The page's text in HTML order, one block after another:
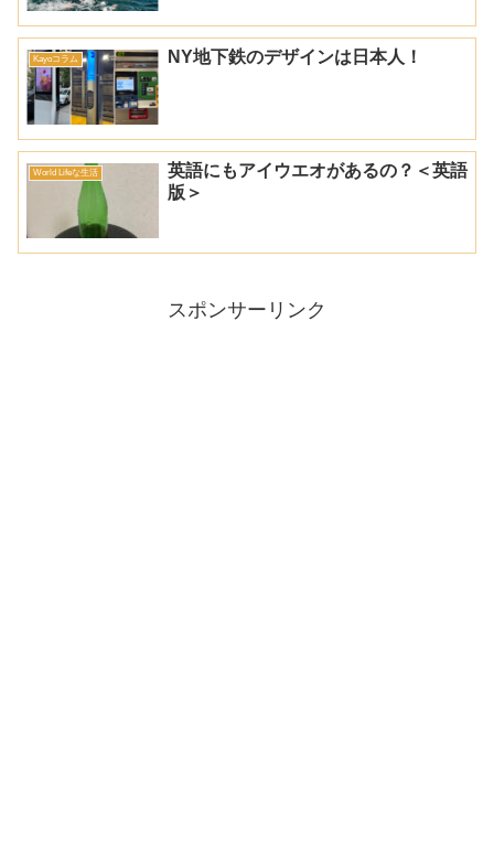
Kayoコラム NY地下鉄のデザインは日本人！
World Lifeな生活
英語にもアイウエオがあるの？＜英語
版＞
スポンサーリンク